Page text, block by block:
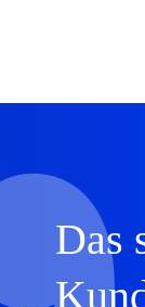
Das